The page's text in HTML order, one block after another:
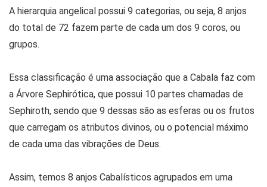
A hierarquia angelical possui 9 categorias, ou seja, 8 anjos
do total de 72 fazem parte de cada um dos 9 coros, ou
grupos.
Essa classificação é uma associação que a Cabala faz com
a Árvore Sephirótica, que possui 10 partes chamadas de
Sephiroth, sendo que 9 dessas são as esferas ou os frutos
que carregam os atributos divinos, ou o potencial máximo
de cada uma das vibrações de Deus.
Assim, temos 8 anjos Cabalísticos agrupados em uma